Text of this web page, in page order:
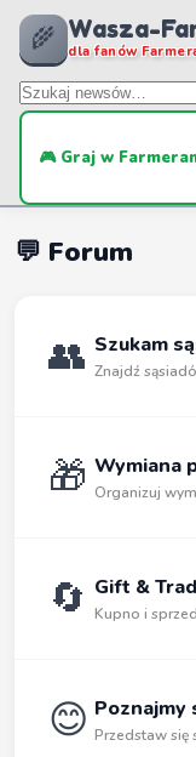
🌾 Wasza-
dla fanów
🎮 Graj w
💬 Forum
👥 Szukam
Znajdź
🎁 Wymiana
Organizuj
🔄 Gift &
Kupno i
😊 Poznajmy
Przedstaw się